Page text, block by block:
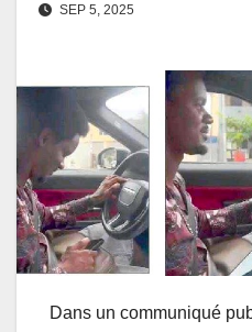
SEP 5, 2025
Dans un communiqué